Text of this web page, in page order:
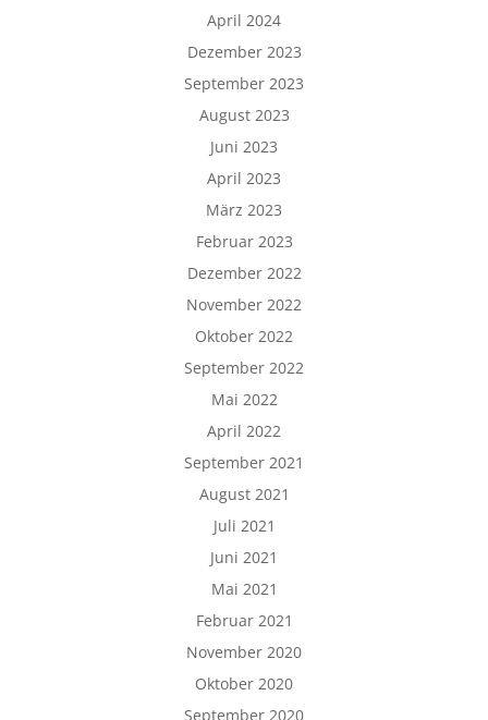
April 2024
Dezember 2023
September 2023
August 2023
Juni 2023
April 2023
März 2023
Februar 2023
Dezember 2022
November 2022
Oktober 2022
September 2022
Mai 2022
April 2022
September 2021
August 2021
Juli 2021
Juni 2021
Mai 2021
Februar 2021
November 2020
Oktober 2020
September 2020